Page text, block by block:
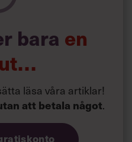
bara en
läsa våra artiklar!
att betala något.